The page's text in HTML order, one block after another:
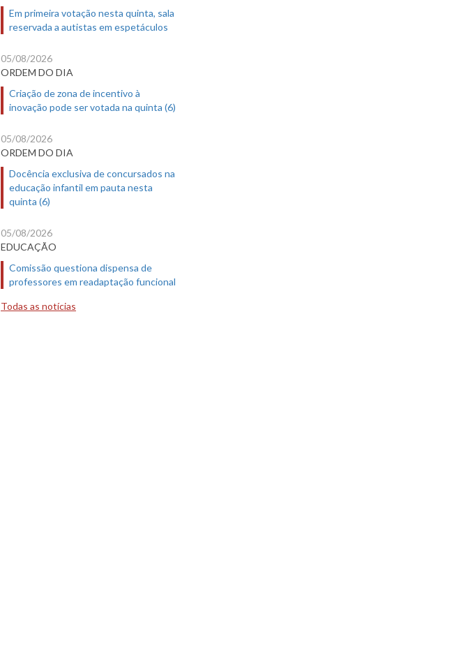
Em primeira votação nesta quinta, sala
reservada a autistas em espetáculos
05/08/2026
ORDEM DO DIA
Criação de zona de incentivo à
inovação pode ser votada na quinta (6)
05/08/2026
ORDEM DO DIA
Docência exclusiva de concursados na
educação infantil em pauta nesta
quinta (6)
05/08/2026
EDUCAÇÃO
Comissão questiona dispensa de
professores em readaptação funcional
Todas as notícias